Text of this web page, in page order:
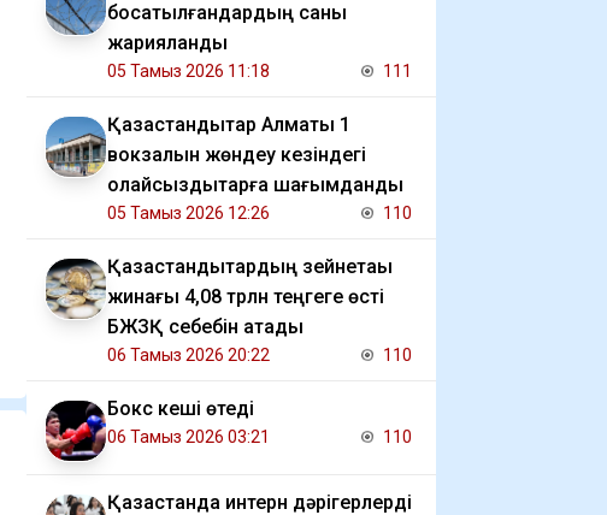
босатылғандардың саны
жарияланды
05 Тамыз 2026 11:18 111
Қазақстандықтар Алматы 1
вокзалын жөндеу кезіндегі
қолайсыздықтарға шағымданды
05 Тамыз 2026 12:26 110
Қазақстандықтардың зейнетақы
жинағы 4,08 трлн теңгеге өсті
БЖЗҚ себебін атады
06 Тамыз 2026 20:22 110
Бокс кеші өтеді
06 Тамыз 2026 03:21 110
Қазақстанда интерн дәрігерлерді